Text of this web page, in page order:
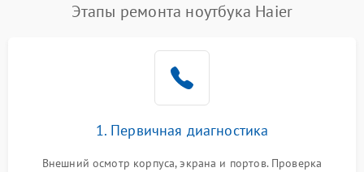
Этапы ремонта ноутбука Haier
1. Первичная диагностика
Внешний осмотр корпуса, экрана и портов. Проверка